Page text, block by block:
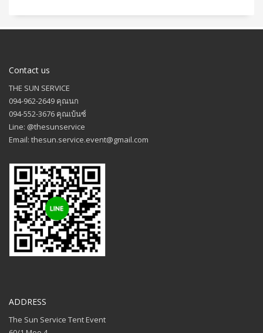
Contact us
THE SUN SERVICE
094-962-2649 คุณนก
094-552-3676 คุณเบ้นซ์
Line: @thesunservice
Email: thesun.service.event@gmail.com
ADDRESS
The Sun Service Tent Event